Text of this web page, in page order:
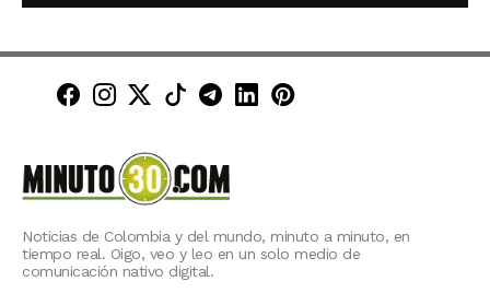
Minuto30 en Facebook
Minuto30 en Instagram
Minuto30 en X (Twitter)
Minuto30 en TikTok
Canal de Minuto30 en
Minuto30 en LinkedIn
Minuto30 en
Noticias de Colombia y del mundo, minuto a minuto, en
tiempo real. Oigo, veo y leo en un solo medio de
comunicación nativo digital.